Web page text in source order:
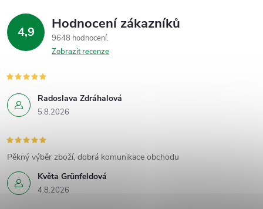
4,9 Hodnocení zákazníků
9648 hodnocení
Zobrazit recenze
Radoslava Zdráhalová
5.8.2026
Květa Grünfeldová
4.8.2026
Pěkný výběr zboží, dobrá komunikace obchodu